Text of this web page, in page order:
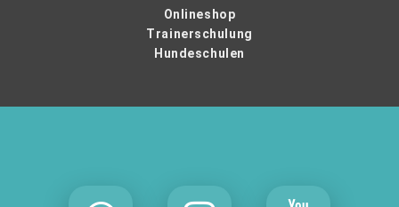
Onlineshop
Trainerschulung
Hundeschulen